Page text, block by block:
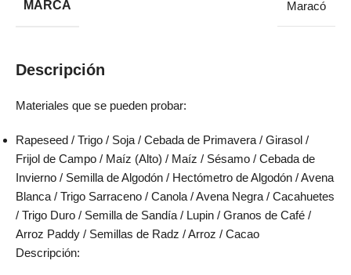
MARCA Maracó
Descripción
Materiales que se pueden probar:
Rapeseed / Trigo / Soja / Cebada de Primavera / Girasol /
Frijol de Campo / Maíz (Alto) / Maíz / Sésamo / Cebada de
Invierno / Semilla de Algodón / Hectómetro de Algodón / Avena
Blanca / Trigo Sarraceno / Canola / Avena Negra / Cacahuetes
/ Trigo Duro / Semilla de Sandía / Lupin / Granos de Café /
Arroz Paddy / Semillas de Radz / Arroz / Cacao
Descripción: